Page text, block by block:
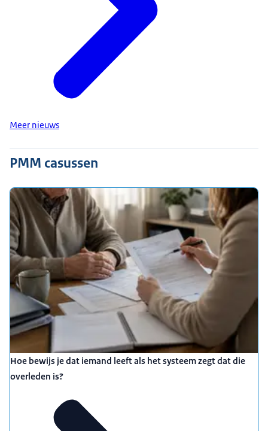
Meer nieuws
PMM casussen
Hoe bewijs je dat iemand leeft als het systeem zegt dat die
overleden is?